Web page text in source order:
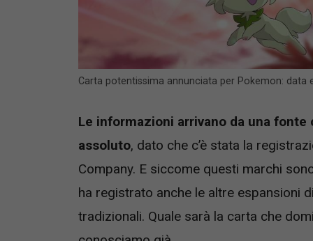
Carta potentissima annunciata per Pokemon: data
Le informazioni arrivano da una
assoluto, dato che c’è stata la
Company. E siccome questi marchi
ha registrato anche le altre espansioni
tradizionali. Quale sarà la carta che